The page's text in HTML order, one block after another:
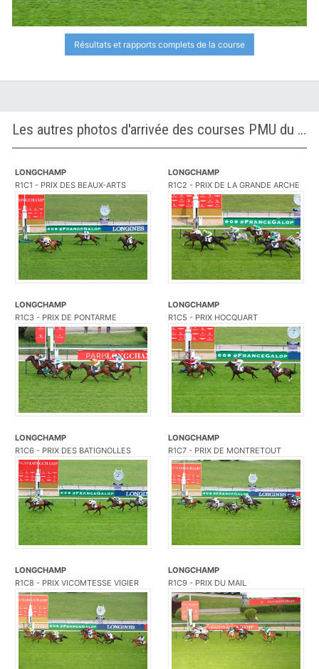
Résultats et rapports complets de la course
Les autres photos d'arrivée des courses PMU du Jeudi 26 mai 2022
LONGCHAMP
R1C1 - PRIX DES BEAUX-ARTS
LONGCHAMP
R1C2 - PRIX DE LA GRANDE ARCHE
LONGCHAMP
R1C3 - PRIX DE PONTARME
LONGCHAMP
R1C5 - PRIX HOCQUART
LONGCHAMP
R1C6 - PRIX DES BATIGNOLLES
LONGCHAMP
R1C7 - PRIX DE MONTRETOUT
LONGCHAMP
R1C8 - PRIX VICOMTESSE VIGIER
LONGCHAMP
R1C9 - PRIX DU MAIL